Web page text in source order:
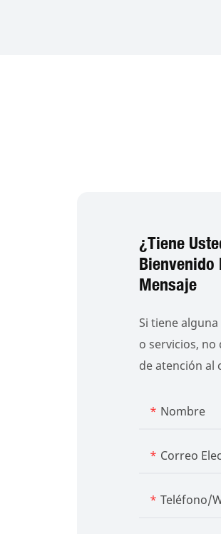
¿Tiene
Bienvenido
Mensaje
Si tiene
o servicios,
de atención al
Nombre
Correo
Teléfono/